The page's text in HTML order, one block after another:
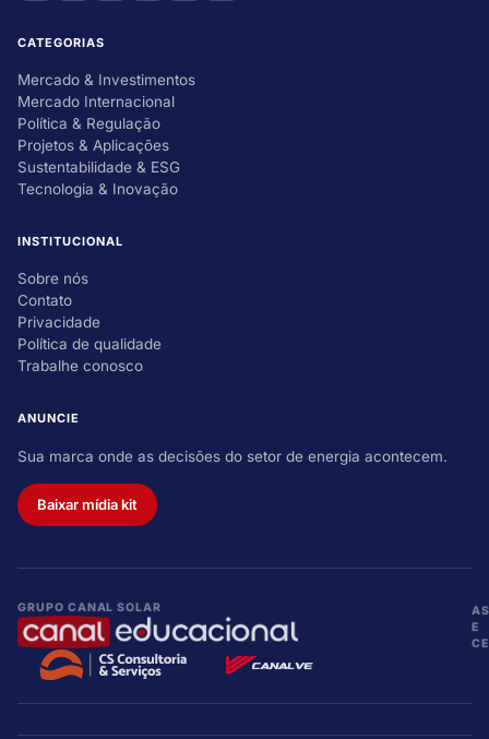
CATEGORIAS
Mercado & Investimentos
Mercado Internacional
Política & Regulação
Projetos & Aplicações
Sustentabilidade & ESG
Tecnologia & Inovação
INSTITUCIONAL
Sobre nós
Contato
Privacidade
Política de qualidade
Trabalhe conosco
ANUNCIE
Sua marca onde as decisões do setor de energia acontecem.
Baixar mídia kit
GRUPO CANAL SOLAR
E